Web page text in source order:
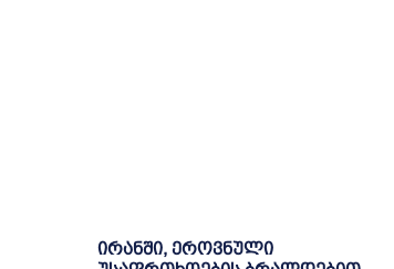
ირანში, ეროვნული